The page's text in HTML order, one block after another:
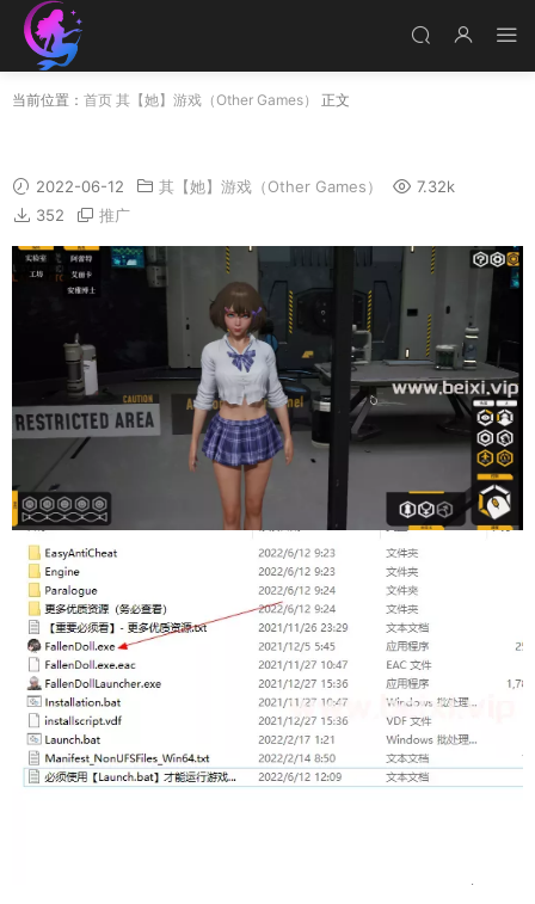
当前位置： 首页 其【她】游戏（Other Games） 正文
2022-06-12 其【她】游戏（Other Games）
7.32k
352
推广